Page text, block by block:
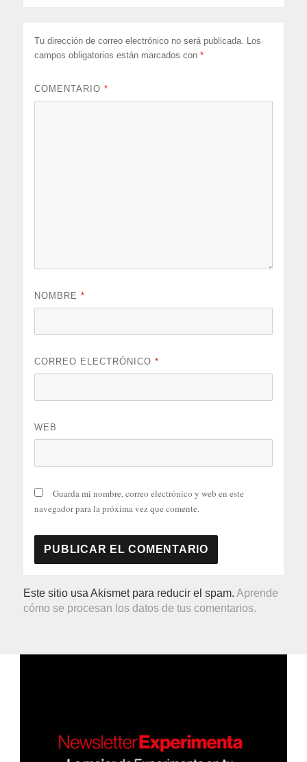
Tu dirección de correo electrónico no será publicada.
Los
campos obligatorios están marcados con*
COMENTARIO*
NOMBRE*
CORREO ELECTRÓNICO*
WEB
Guarda mi nombre, correo electrónico y web en este
navegador para la próxima vez que comente.
Este sitio usa Akismet para reducir el spam.Aprende
cómo se procesan los datos de tus comentarios.